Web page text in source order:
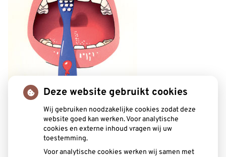
Deze website gebruikt cookies
Wij gebruiken noodzakelijke cookies zodat deze
website goed kan werken. Voor analytische
cookies en externe inhoud vragen wij uw
toestemming.
Voor analytische cookies werken wij samen met